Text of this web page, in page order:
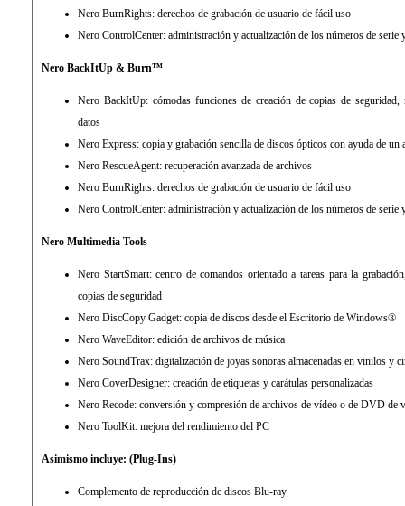
Nero BurnRights: derechos de grabación de usuario de fácil uso
Nero ControlCenter: administración y actualización de los números de serie
Nero BackItUp & Burn™
Nero BackItUp: cómodas funciones de creación de copias de seguridad,
datos
Nero Express: copia y grabación sencilla de discos ópticos con ayuda de un
Nero RescueAgent: recuperación avanzada de archivos
Nero BurnRights: derechos de grabación de usuario de fácil uso
Nero ControlCenter: administración y actualización de los números de serie
Nero Multimedia Tools
Nero StartSmart: centro de comandos orientado a tareas para la
copias de seguridad
Nero DiscCopy Gadget: copia de discos desde el Escritorio de Windows®
Nero WaveEditor: edición de archivos de música
Nero SoundTrax: digitalización de joyas sonoras almacenadas en vinilos y
Nero CoverDesigner: creación de etiquetas y carátulas personalizadas
Nero Recode: conversión y compresión de archivos de vídeo o de DVD de
Nero ToolKit: mejora del rendimiento del PC
Asimismo incluye: (Plug-Ins)
Complemento de reproducción de discos Blu-ray